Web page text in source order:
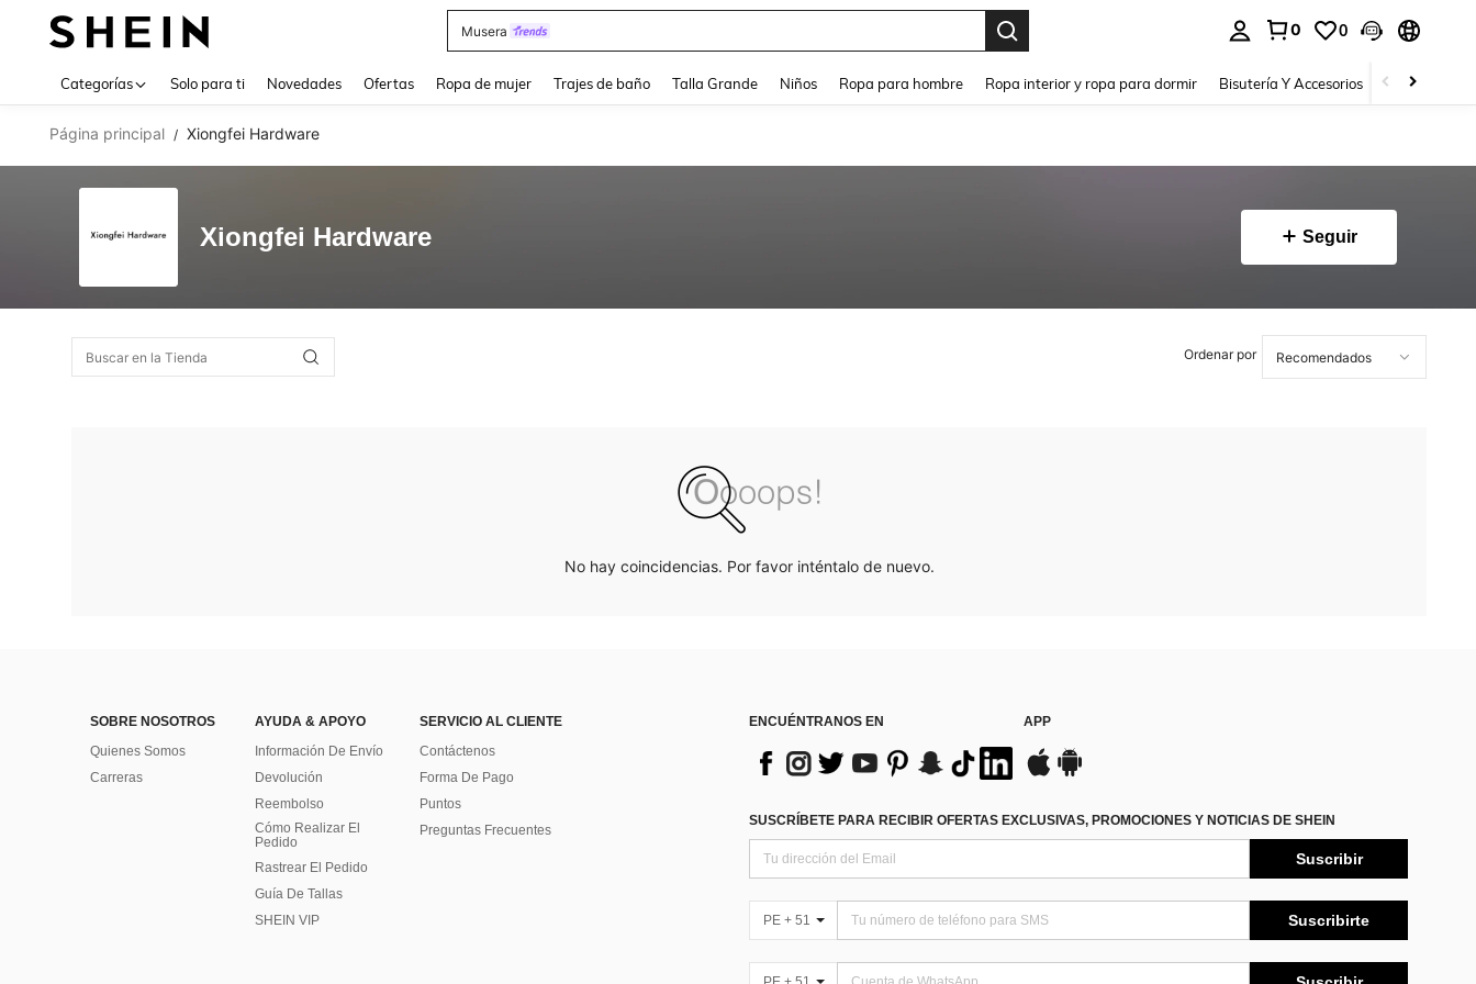
Musera
0 0
Categorías Solo para ti Novedades Ofertas Ropa de mujer Trajes de baño Talla Grande Niños Ropa para hombre Ropa interior y ropa para dormir Bisutería Y Accesorios Zapatos
Página principal / Xiongfei Hardware
Xiongfei Hardware Seguir
Ordenar por
No hay coincidencias. Por favor inténtalo de nuevo.
SOBRE NOSOTROS
Quienes Somos
Carreras
AYUDA & APOYO
Información De Envío
Devolución
Reembolso
Cómo Realizar El
Pedido
Rastrear El Pedido
Guía De Tallas
SHEIN VIP
SERVICIO AL CLIENTE
Contáctenos
Forma De Pago
Puntos
Preguntas Frecuentes
ENCUÉNTRANOS EN APP
SUSCRÍBETE PARA RECIBIR OFERTAS EXCLUSIVAS, PROMOCIONES Y NOTICIAS DE SHEIN
Suscribir
PE + 51 Suscribirte